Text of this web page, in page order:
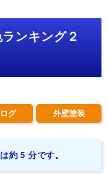
ンキング２
グ 外壁塗装
約 5 分です。